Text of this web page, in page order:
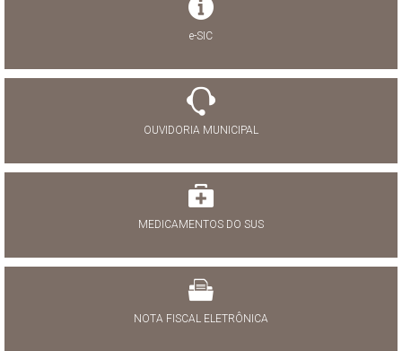
e-SIC
OUVIDORIA MUNICIPAL
MEDICAMENTOS DO SUS
NOTA FISCAL ELETRÔNICA